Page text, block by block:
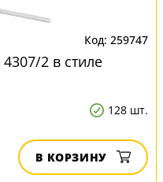
259747
2 в стиле
128 шт.
В КОРЗИНУ